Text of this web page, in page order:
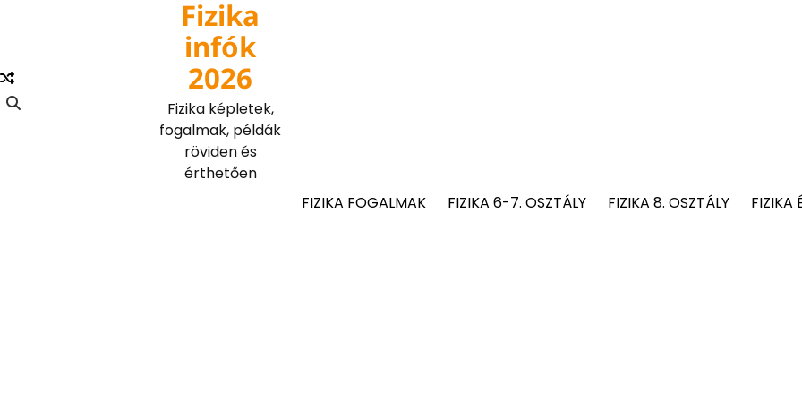
Fizika
infók
2026
Fizika képletek,
fogalmak, példák
röviden és
érthetően
FIZIKA FOGALMAK
FIZIKA 6-7. OSZTÁLY FIZIKA 8. OSZTÁLY FIZIKA